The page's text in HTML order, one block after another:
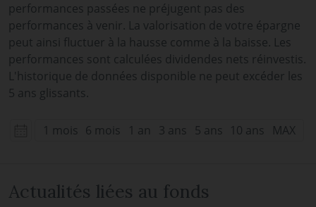
performances passées ne préjugent pas des
performances à venir. La valorisation de votre épargne
peut ainsi fluctuer à la hausse comme à la baisse. Les
performances sont calculées dividendes nets réinvestis.
L'historique de données disponible ne peut excéder les
5 ans glissants.
1 mois 6 mois 1 an 3 ans 5 ans 10 ans MAX
Actualités liées au fonds